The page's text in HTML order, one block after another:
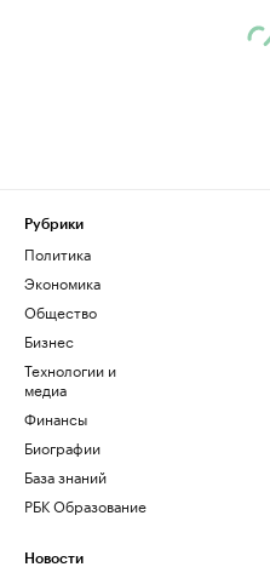
Рубрики
Политика
Экономика
Общество
Бизнес
Технологии и
медиа
Финансы
Биографии
База знаний
РБК Образование
Новости